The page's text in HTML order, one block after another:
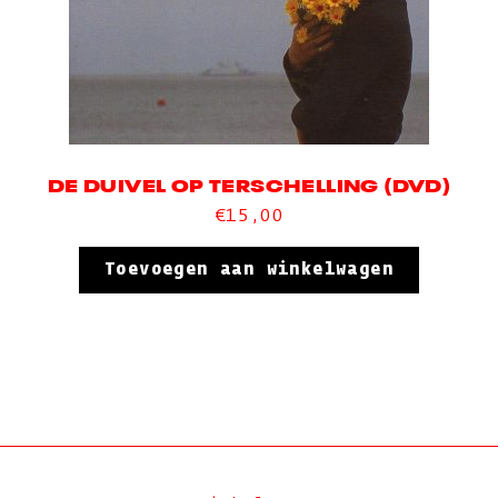
DE DUIVEL OP TERSCHELLING (DVD)
€15,00
Toevoegen aan winkelwagen